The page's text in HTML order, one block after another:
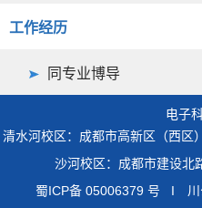
工作经历
同专业博导
电子
清水河校区：成都市高新区（西
沙河校区：成都市建设
蜀ICP备 05006379 号 I 川